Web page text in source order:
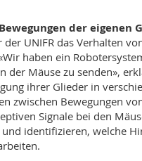
der eigenen
UNIFR das Verhalten
haben ein
der Mäuse zu senden»,
ihrer Glieder in
zwischen Bewegungen
Signale bei den
identifizieren, welche